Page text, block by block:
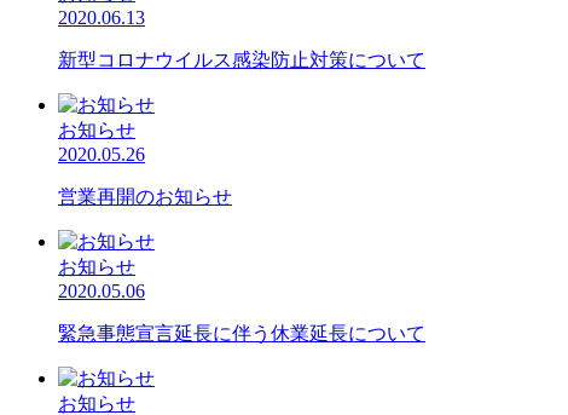
2020.06.13
新型コロナウイルス感染防止対策について
お知らせ
2020.05.26
営業再開のお知らせ
お知らせ
2020.05.06
緊急事態宣言延長に伴う休業延長について
お知らせ